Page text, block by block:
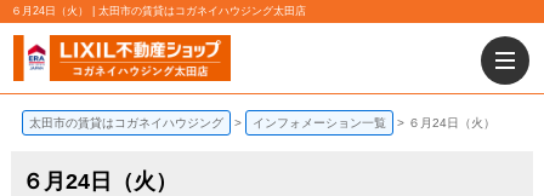
６月24日（火） | 太田市の賃貸はコガネイハウジング太田店
太田市の賃貸はコガネイハウジング インフォメーション一覧 ６月24日（火）
６月24日（火）